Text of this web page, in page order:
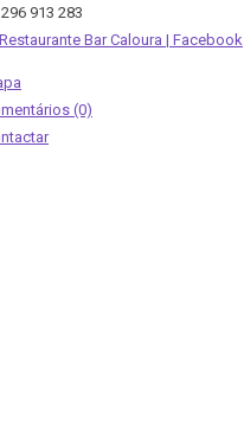
296 913 283
Restaurante Bar Caloura | Facebook
(0)